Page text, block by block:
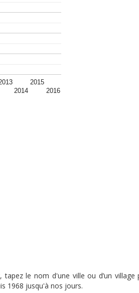
2014
2015
2016
le nom d'une ville ou d’un
1968 jusqu'à nos jours.